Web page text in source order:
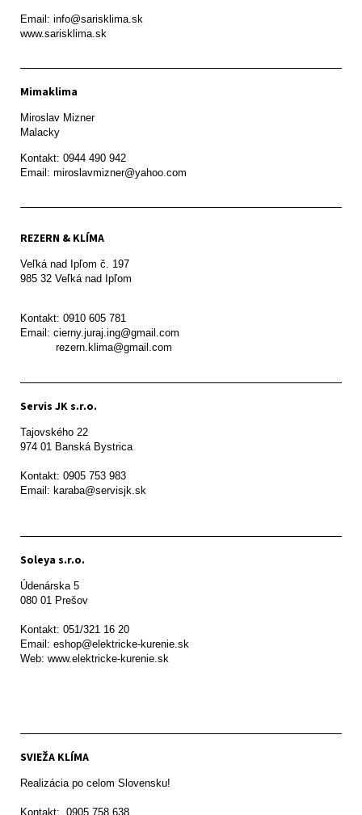
Email: info@sarisklima.sk
www.sarisklima.sk
Mimaklima
Miroslav Mizner
Malacky
Kontakt: 0944 490 942
REZERN & KLÍMA
Veľká nad Ipľom č. 197
985 32 Veľká nad Ipľom
Kontakt: 0910 605 781
Email: cierny.juraj.ing@gmail.com
           rezern.klima@gmail.com
Servis JK s.r.o.
Tajovského 22
974 01 Banská Bystrica
Kontakt: 0905 753 983
Email: karaba@servisjk.sk
Soleya s.r.o.
Údenárska 5
080 01 Prešov
Kontakt: 051/321 16 20
Email: eshop@elektricke-kurenie.sk
Web: www.elektricke-kurenie.sk
SVIEŽA KLÍMA
Realizácia po celom Slovensku!
Kontakt:  0905 758 638